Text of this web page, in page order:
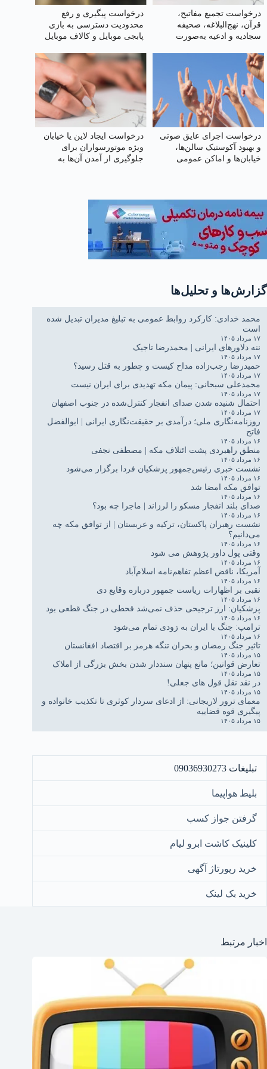
درخواست تجمیع مفاتیح،
قرآن، نهج‌البلاغه، صحیفه
سجادیه و ادعیه به‌صورت
کتاب
درخواست پیگیری و رفع
محدودیت دسترسی به بازی
پابجی موبایل و کالاف موبایل
درخواست اجرای عایق صوتی
و بهبود آکوستیک سالن‌ها،
خیابان‌ها و اماکن عمومی
درخواست ایجاد لاین یا خیابان
ویژه موتورسواران برای
جلوگیری از آمدن آن‌ها به
گزارش‌ها و تحلیل‌ها
محمد خدادی: کارکرد روابط عمومی به تبلیغ مدیران تبدیل شده
است
۱۷ مرداد ۱۴۰۵
ننه دلاورهای ایرانی | محمدرضا تاجیک
۱۷ مرداد ۱۴۰۵
حمیدرضا رجب‌زاده مداح کیست و چطور به قتل رسید؟
۱۷ مرداد ۱۴۰۵
محمدعلی سبحانی: پیمان مکه تهدیدی برای ایران نیست
۱۷ مرداد ۱۴۰۵
احتمال شنیده شدن صدای انفجار کنترل‌شده در جنوب اصفهان
۱۷ مرداد ۱۴۰۵
روزنامه‌نگاری ملی؛ درآمدی بر حقیقت‌نگاری ایرانی | ابوالفضل
فاتح
۱۶ مرداد ۱۴۰۵
منطق راهبردی پشت ائتلاف مکه | مصطفی نجفی
۱۶ مرداد ۱۴۰۵
نشست خبری رئیس‌جمهور پزشکیان فردا برگزار می‌شود
۱۶ مرداد ۱۴۰۵
توافق مکه امضا شد
۱۶ مرداد ۱۴۰۵
صدای بلند انفجار مسکو را لرزاند | ماجرا چه بود؟
۱۶ مرداد ۱۴۰۵
نشست رهبران پاکستان، ترکیه و عربستان | از توافق مکه چه
می‌دانیم؟
۱۶ مرداد ۱۴۰۵
وقتی پول داور پژوهش می شود
۱۶ مرداد ۱۴۰۵
آمریکا، ناقض اعظم تفاهم‌نامه اسلام‌آباد
۱۶ مرداد ۱۴۰۵
نقبی بر اظهارات ریاست جمهور درباره وقایع دی
۱۶ مرداد ۱۴۰۵
پزشکیان: ارز ترجیحی حذف نمی‌شد قحطی در جنگ قطعی بود
۱۶ مرداد ۱۴۰۵
ترامپ: جنگ با ایران به زودی تمام می‌شود
۱۶ مرداد ۱۴۰۵
تاثیر جنگ رمضان و بحران تنگه هرمز بر اقتصاد افغانستان
۱۵ مرداد ۱۴۰۵
تعارض قوانین؛ مانع پنهان سنددار شدن بخش بزرگی از املاک
۱۵ مرداد ۱۴۰۵
در نقد نقل قول های جعلی!
۱۵ مرداد ۱۴۰۵
معمای ترور لاریجانی: از ادعای سردار کوثری تا تکذیب خانواده و
پیگیری قوه قضاییه
۱۵ مرداد ۱۴۰۵
تبلیغات 09036930273
بلیط هواپیما
گرفتن جواز کسب
کلینیک کاشت ابرو لیام
خرید رپورتاژ آگهی
خرید بک لینک
اخبار مرتبط